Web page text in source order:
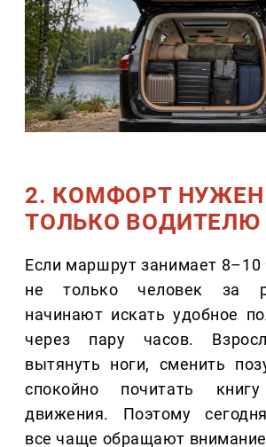
2. КОМФОРТ НУЖЕН
ТОЛЬКО ВОДИТЕЛЮ
Если маршрут занимает 8–10
не только человек за
начинают искать удобное
через пару часов.
вытянуть ноги, сменить
спокойно почитать
движения. Поэтому
все чаще обращают